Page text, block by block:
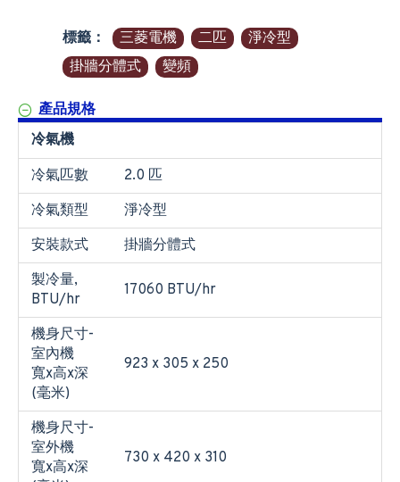
標籤： 三菱電機 二匹
淨冷型
掛牆分體式
變頻
產品規格
冷氣機
冷氣匹數
2.0 匹
冷氣類型
淨冷型
安裝款式
掛牆分體式
製冷量,
BTU/hr
17060 BTU/hr
機身尺寸-
室內機
寬x高x深
(毫米)
923 x 305 x 250
機身尺寸-
室外機
寬x高x深
730 x 420 x 310